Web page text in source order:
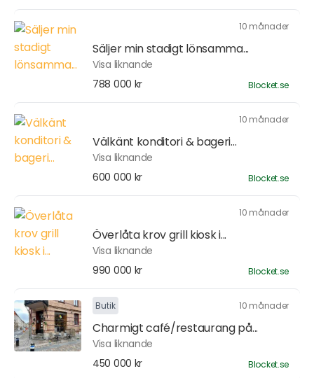
10 månader
Säljer min stadigt lönsamma...
Visa liknande
788 000 kr
Blocket.se
10 månader
Välkänt konditori & bageri...
Visa liknande
600 000 kr
Blocket.se
10 månader
Överlåta krov grill kiosk i...
Visa liknande
990 000 kr
Blocket.se
Butik 10 månader
Charmigt café/restaurang på...
Visa liknande
450 000 kr
Blocket.se